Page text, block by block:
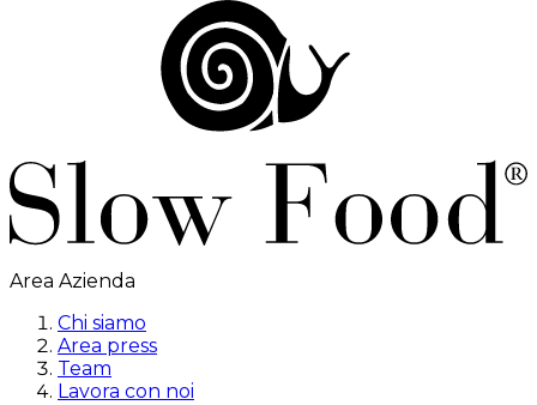
Area Azienda
Chi siamo
Area press
Team
Lavora con noi